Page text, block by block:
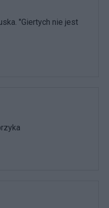
"Giertych nie jest